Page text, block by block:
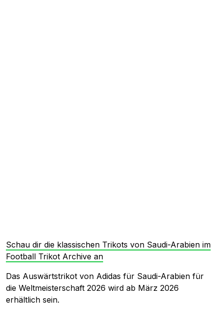
Schau dir die klassischen Trikots von Saudi-Arabien im
Football Trikot Archive an
Das Auswärtstrikot von Adidas für Saudi-Arabien für
die Weltmeisterschaft 2026 wird ab März 2026
erhältlich sein.